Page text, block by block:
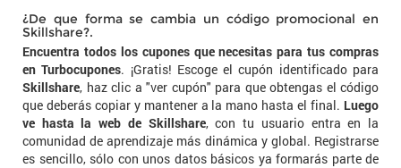
¿De que forma se cambia un código promocional en
Skillshare?.
Encuentra todos los cupones que necesitas para tus compras
en Turbocupones. ¡Gratis! Escoge el cupón identificado para
Skillshare, haz clic a "ver cupón" para que obtengas el código
que deberás copiar y mantener a la mano hasta el final. Luego
ve hasta la web de Skillshare, con tu usuario entra en la
comunidad de aprendizaje más dinámica y global. Registrarse
es sencillo, sólo con unos datos básicos ya formarás parte de